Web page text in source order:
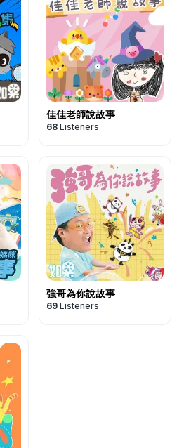
佳佳老師說故事
68 Listeners
強哥為你說故事
69 Listeners